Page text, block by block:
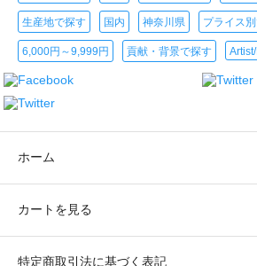
生産地で探す 国内 神奈川県 プライス
6,000円～9,999円 貢献・背景で探す
ホーム
カートを見る
特定商取引法に基づく表記